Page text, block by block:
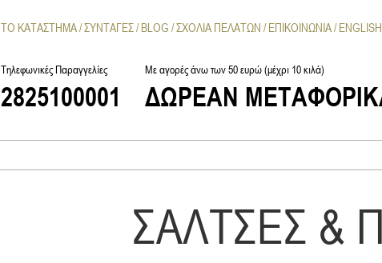
Τηλεφωνικές Παραγγελίες
2825100001
Με αγορές άνω των 50 ευρώ (μέχρι 10 κιλά)
ΔΩΡΕΑΝ
ΤΟ ΚΑΤΑΣΤΗΜΑ ΣΥΝΤΑΓΕΣ BLOG ΣΧΟΛΙΑ ΠΕΛΑΤΩΝ ΕΠΙΚΟΙΝΩΝΙΑ ENGLISH
ΣΑΛΤΣΕΣ &